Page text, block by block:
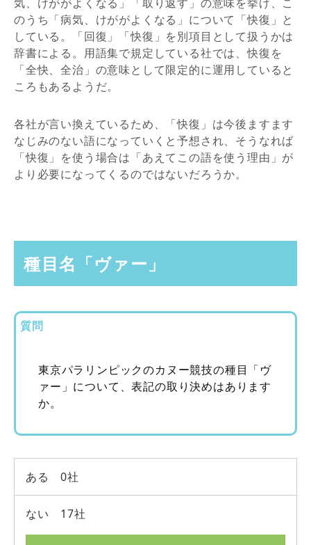
のうち「病気、けががよくなる」について「快復」と
している。「回復」「快復」を別項目として扱うかは
辞書による。用語集で規定している社では、快復を
「全快、全治」の意味として限定的に運用していると
ころもあるようだ。
各社が言い換えているため、「快復」は今後ますます
なじみのない語になっていくと予想され、そうなれば
「快復」を使う場合は「あえてこの語を使う理由」が
より必要になってくるのではないだろうか。
種目名「ヴァー」
質問
東京パラリンピックのカヌー競技の種目「ヴ
ァー」について、表記の取り決めはあります
か。
ある 0社
ない 17社